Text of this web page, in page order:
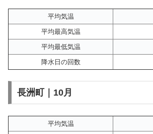
平均気温
平均最高気温
平均最低気温
降水日の回数
長洲町｜10月
平均気温